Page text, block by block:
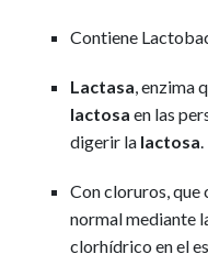
Contiene
Lactasa, enzima
lactosa en las
digerir la lactosa.
Con cloruros,
normal mediante
clorhídrico en el